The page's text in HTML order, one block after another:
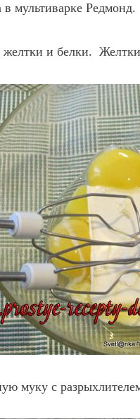
в мультиварке Редмонд.
желтки и белки.
муку с